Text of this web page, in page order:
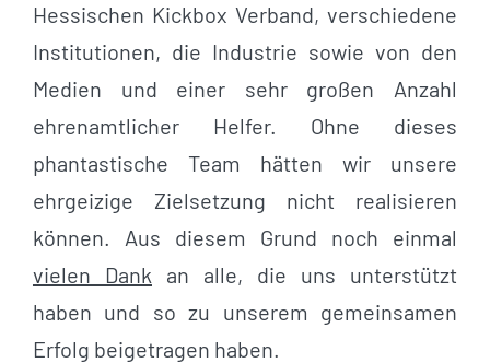
Hessischen Kickbox Verband, verschiedene
Institutionen, die Industrie sowie von den
Medien und einer sehr großen Anzahl
ehrenamtlicher Helfer. Ohne dieses
phantastische Team hätten wir unsere
ehrgeizige Zielsetzung nicht realisieren
können. Aus diesem Grund noch einmal
vielen Dank an alle, die uns unterstützt
haben und so zu unserem gemeinsamen
Erfolg beigetragen haben.